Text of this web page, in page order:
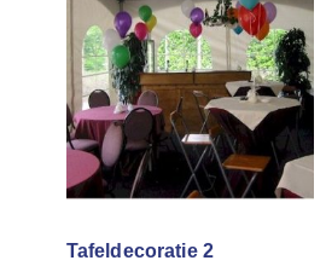
Tafeldecoratie 2